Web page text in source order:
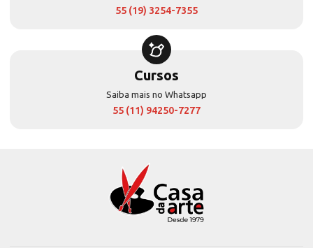
55 (19) 3254-7355
Cursos
Saiba mais no Whatsapp
55 (11) 94250-7277